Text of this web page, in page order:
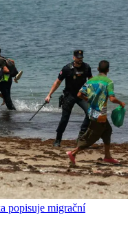
popisuje migrační